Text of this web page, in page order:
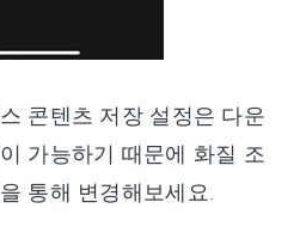
콘텐츠 저장 설정은 다운
가능하기 때문에 화질 조
통해 변경해보세요.